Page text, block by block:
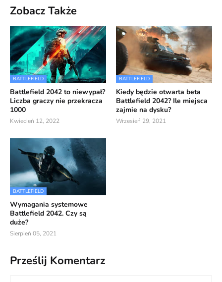
Zobacz Także
BATTLEFIELD
Battlefield 2042 to niewypał?
Liczba graczy nie przekracza
1000
Kwiecień 12, 2022
BATTLEFIELD
Kiedy będzie otwarta beta
Battlefield 2042? Ile miejsca
zajmie na dysku?
Wrzesień 29, 2021
BATTLEFIELD
Wymagania systemowe
Battlefield 2042. Czy są
duże?
Sierpień 05, 2021
Prześlij Komentarz